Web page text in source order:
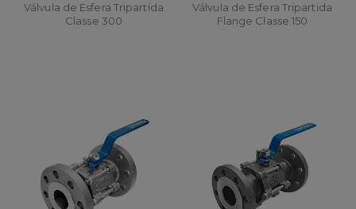
Válvula de Esfera Tripartida
Classe 300
Válvula de Esfera Tripartida
Flange Classe 150